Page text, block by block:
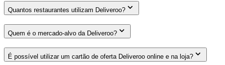
Quantos restaurantes utilizam Deliveroo?
Quem é o mercado-alvo da Deliveroo?
É possível utilizar um cartão de oferta Deliveroo online e na loja?